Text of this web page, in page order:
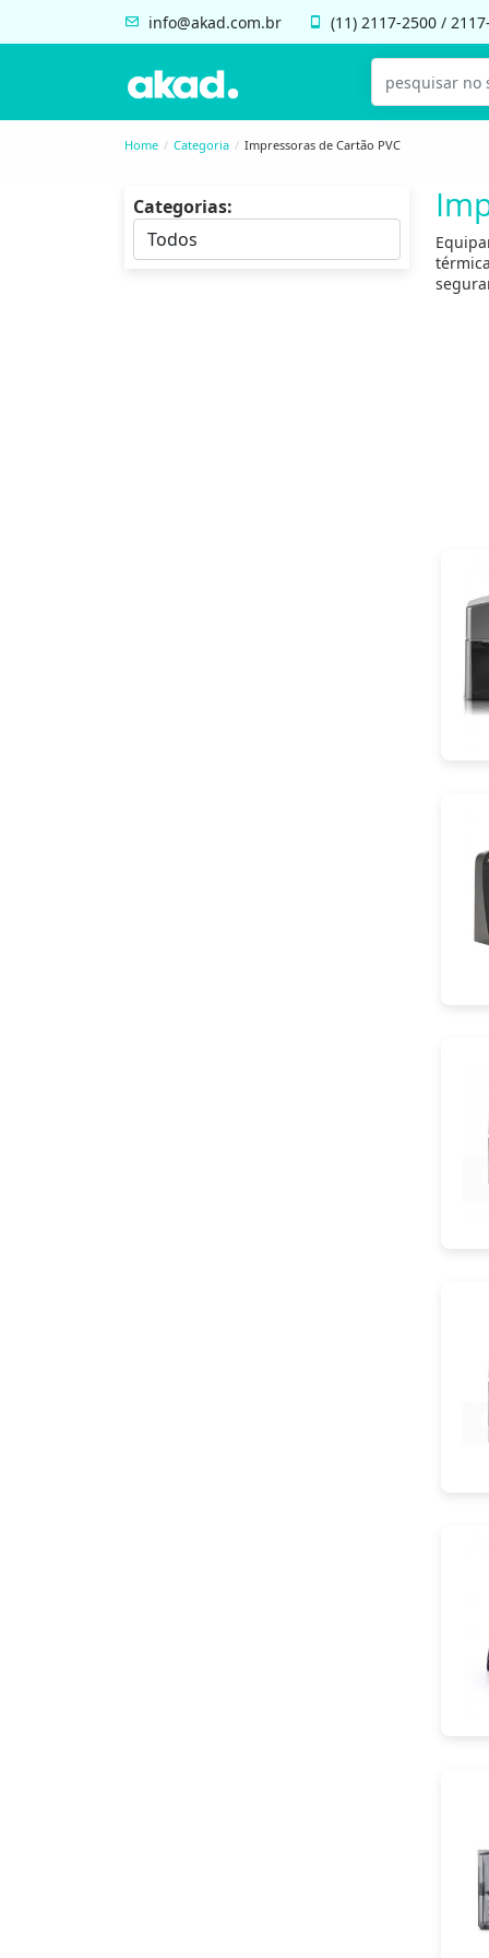
info@akad.com.br (11) 2117-2500 /
Home Categoria Impressoras de Cartão PVC
Categorias: